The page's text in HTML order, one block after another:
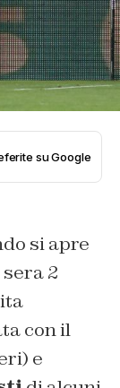
su Google
si apre
2
con il
e